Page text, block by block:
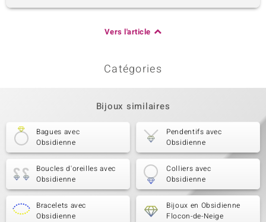
Vers l'article
Catégories
Bijoux similaires
Bagues avec
Obsidienne
Pendentifs avec
Obsidienne
Boucles d'oreilles avec
Obsidienne
Colliers avec
Obsidienne
Bracelets avec
Obsidienne
Bijoux en Obsidienne
Flocon-de-Neige